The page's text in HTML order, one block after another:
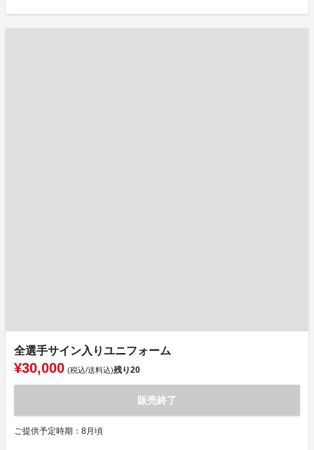
全選手サイン入りユニフォーム
¥30,000 (税込/送料込)残り20
販売終了
ご提供予定時期：8月頃